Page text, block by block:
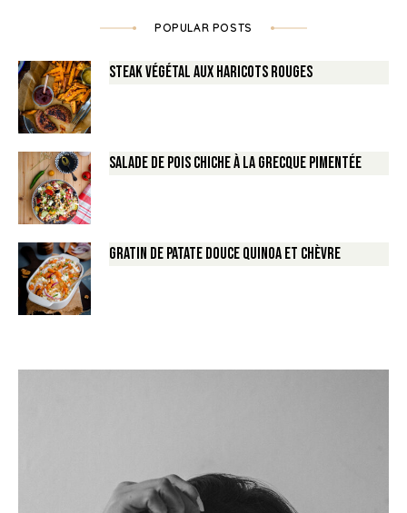
POPULAR POSTS
Steak végétal aux haricots rouges
Salade de Pois chiche à la Grecque pimentée
Gratin de Patate douce Quinoa et Chèvre